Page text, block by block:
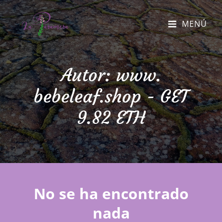
MENÚ
Autor:www.
bebeleaf.shop - GET
9.82 ETH
No se ha encontrado
nada